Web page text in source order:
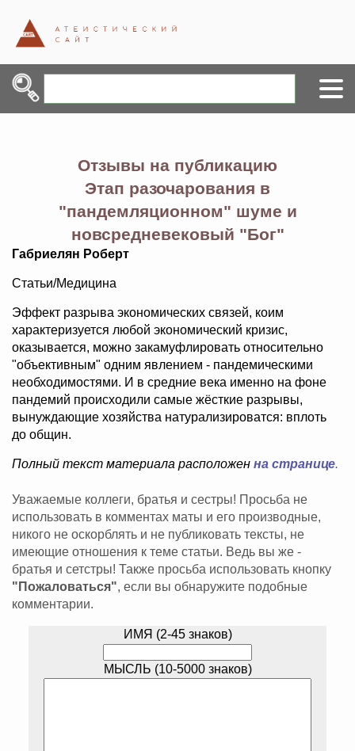
Отзывы на публикацию
Этап разочарования в
"пандемляционном" шуме и
новсредневековый "Бог"
Габриелян Роберт
Статьи/Медицина
Эффект разрыва экономических связей, коим
характеризуется любой экономический кризис,
оказывается, можно закамуфлировать относительно
"объективным" одним явлением - пандемическими
необходимостями. И в средние века именно на фоне
пандемий происходили самые жёсткие разрывы,
вынуждающие хозяйства натурализироватся: вплоть
до общин.
Полный текст материала расположен на странице.
Уважаемые коллеги, братья и сестры! Просьба не
использовать в комментах маты и его производные,
никого не оскорблять и не публиковать тексты, не
имеющие отношения к теме статьи. Ведь вы же -
братья и сетстры! Также просьба использовать кнопку
"Пожаловаться", если вы обнаружите подобные
комментарии.
ИМЯ (2-45 знаков)
МЫСЛЬ (10-5000 знаков)